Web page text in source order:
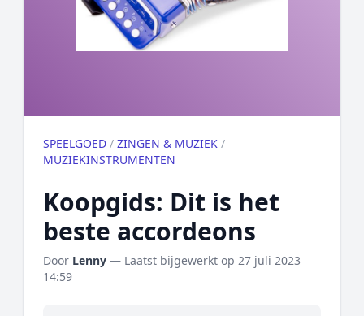
SPEELGOED / ZINGEN & MUZIEK /
MUZIEKINSTRUMENTEN
Koopgids: Dit is het
beste accordeons
Door Lenny — Laatst bijgewerkt op 27 juli 2023
14:59